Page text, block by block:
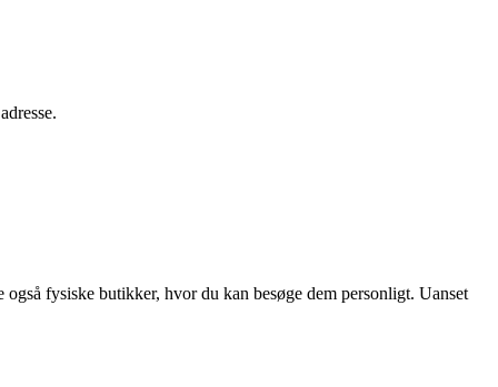
fysiske butikker, hvor du kan besøge dem personligt. Uanset